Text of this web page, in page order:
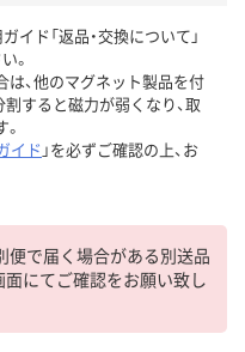
イド「返品・交換について」
。
、他のマグネット製品を付
すると磁力が弱くなり、取
イド 」を必ずご確認の上、お
便で届く場合がある別送品
にてご確認をお願い致し